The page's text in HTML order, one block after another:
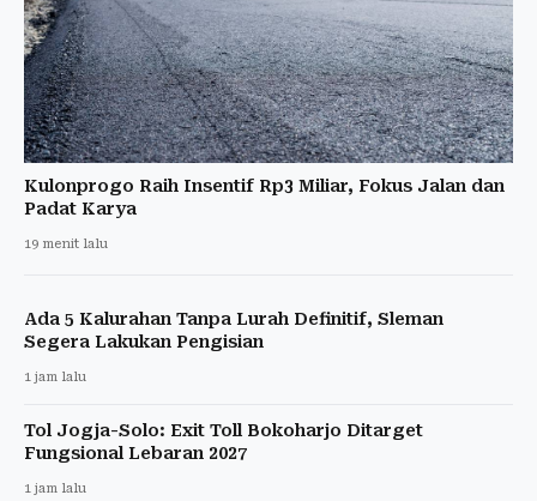
Kulonprogo Raih Insentif Rp3 Miliar, Fokus Jalan dan
Padat Karya
19 menit lalu
Ada 5 Kalurahan Tanpa Lurah Definitif, Sleman
Segera Lakukan Pengisian
1 jam lalu
Tol Jogja-Solo: Exit Toll Bokoharjo Ditarget
Fungsional Lebaran 2027
1 jam lalu